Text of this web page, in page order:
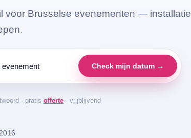
voor Brusselse evenementen — installatie
Check mijn datum →
· gratis offerte· vrijblijvend